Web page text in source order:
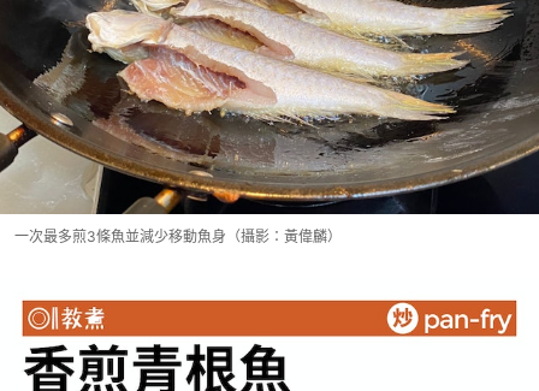
一次最多煎3條魚並減少移動魚身（攝影：黃偉麟）